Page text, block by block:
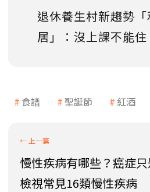
退休養生村新趨勢
居」：沒上課不能
食譜 聖誕節 紅酒
慢性疾病有哪些？癌症
檢視常見16類慢性疾病